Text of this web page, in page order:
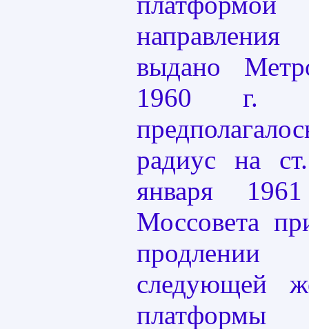
выдано
1960 г.
радиус на
января
Моссовета
следующей